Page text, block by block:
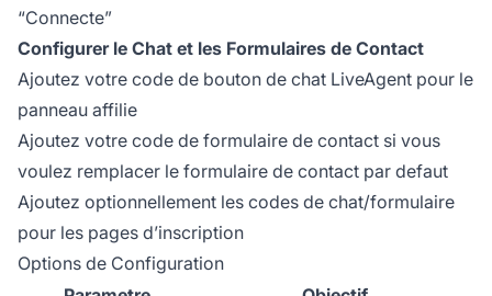
“Connecte”
Configurer le Chat et les Formulaires de Contact
Ajoutez votre code de bouton de chat LiveAgent pour le
panneau affilie
Ajoutez votre code de formulaire de contact si vous
voulez remplacer le formulaire de contact par defaut
Ajoutez optionnellement les codes de chat/formulaire
pour les pages d’inscription
Options de Configuration